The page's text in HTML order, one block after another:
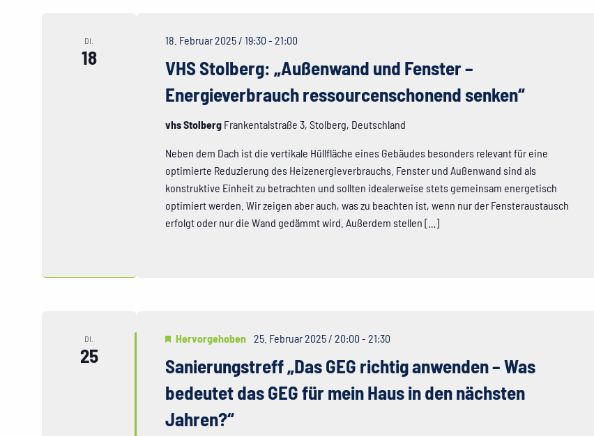
DI.
18
VHS Stolberg: „Außenwand und Fenster –
Energieverbrauch ressourcenschonend senken“
18. Februar 2025 / 19:30 - 21:00
vhs Stolberg Frankentalstraße 3, Stolberg, Deutschland
Neben dem Dach ist die vertikale Hüllfläche eines Gebäudes besonders relevant für eine
optimierte Reduzierung des Heizenergieverbrauchs. Fenster und Außenwand sind als
konstruktive Einheit zu betrachten und sollten idealerweise stets gemeinsam energetisch
optimiert werden. Wir zeigen aber auch, was zu beachten ist, wenn nur der Fensteraustausch
erfolgt oder nur die Wand gedämmt wird. Außerdem stellen […]
DI.
25
Sanierungstreff „Das GEG richtig anwenden – Was
bedeutet das GEG für mein Haus in den nächsten
Jahren?“
Hervorgehoben 25. Februar 2025 / 20:00 - 21:30